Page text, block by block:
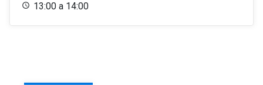
13:00 a 14:00